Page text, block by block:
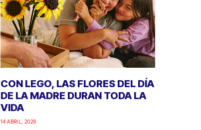
CON LEGO, LAS FLORES DEL DÍA
DE LA MADRE DURAN TODA LA
VIDA
14 ABRIL, 2026